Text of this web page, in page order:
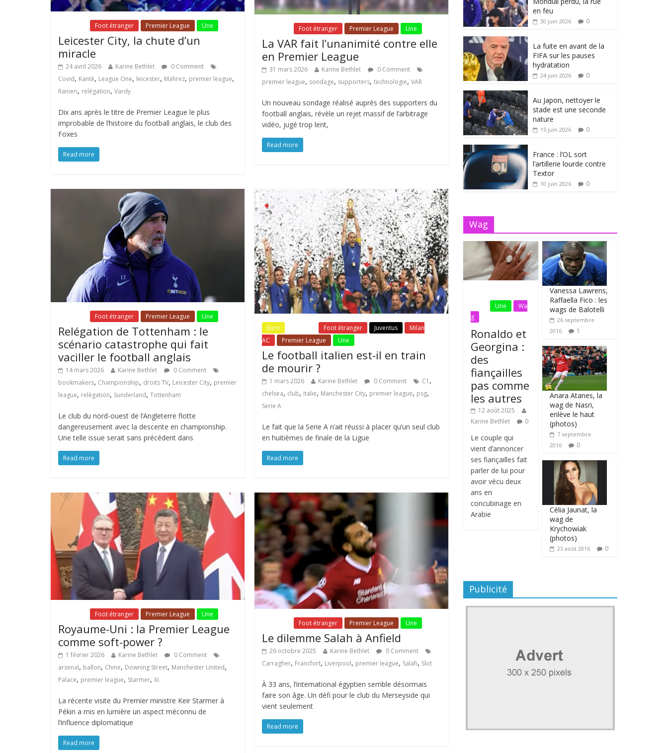
Foot étranger Premier League Une
Leicester City, la chute d’un
miracle
24 avril 2026 Karine Bethlet
0 Comment
Covid, Kanté, League One, leicester, Mahrez, premier league,
Ranieri, relégation, Vardy
Dix ans après le titre de Premier League le plus
improbable de l’histoire du football anglais, le club des
Foxes
Read more
Foot étranger Premier League Une
La VAR fait l’unanimité contre elle
en Premier League
31 mars 2026 Karine Bethlet
0 Comment
premier league, sondage, supporters,technologie,VAR
Un nouveau sondage réalisé auprès des supporters du
football anglais, révèle un rejet massif de l’arbitrage
vidéo, jugé trop lent,
Read more
Foot étranger Premier League Une
Relégation de Tottenham : le
scénario catastrophe qui fait
vaciller le football anglais
14 mars 2026 Karine Bethlet
0 Comment
bookmakers, Championship, droits TV, Leicester City, premier
league, relégation, Sunderland, Tottenham
Le club du nord-ouest de l’Angleterre flotte
dangereusement avec la descente en championship.
Une telle issue serait sans précédent dans
Read more
Euro Foot étranger Juventus
Milan
AC
Premier League Une
Le football italien est-il en train
de mourir ?
1 mars 2026 Karine Bethlet 0 Comment C1 ,
chelsea, club, italie, Manchester City, premier league, psg,
Serie A
Le fait que la Serie A n’ait réussi à placer qu’un seul club
en huitièmes de finale de la Ligue
Read more
Foot étranger Premier League Une
Royaume-Uni : la Premier League
comme soft-power ?
1 février 2026 Karine Bethlet
0 Comment
arsenal, ballon, Chine, Downing Street, Manchester United,
Palace, premier league, Starmer, Xi
La récente visite du Premier ministre Keir Starmer à
Pékin a mis en lumière un aspect méconnu de
l’influence diplomatique
Read more
Foot étranger Premier League Une
Le dilemme Salah à Anfield
26 octobre 2025 Karine Bethlet
0 Comment
Carragher, Francfort, Liverpool, premier league, Salah, Slot
À 33 ans, l’international égyptien semble désormais
faire son âge. Un défi pour le club du Merseyside qui
vient seulement
Read more
en feu
30 juin 2026 0
La fuite en avant de la
FIFA sur les pauses
hydratation
24 juin 2026 0
Au Japon, nettoyer le
stade est une seconde
nature
15 juin 2026 0
France : l’OL sort
l’artillerie lourde contre
Textor
10 juin 2026 0
Wag
Une
Wa
g
Ronaldo et
Georgina :
des
fiançailles
pas comme
les autres
12 août 2025
Karine Bethlet
0
Le couple qui
vient d’annoncer
ses fiançailles fait
parler de lui pour
avoir vécu deux
ans en
concubinage en
Arabie
Vanessa Lawrens,
Raffaella Fico : les
wags de Balotelli
26 septembre
2016
1
Anara Atanes, la
wag de Nasri,
enlève le haut
(photos)
7 septembre
2016
0
Célia Jaunat, la
wag de
Krychowiak
(photos)
23 août 2016 0
Publicité